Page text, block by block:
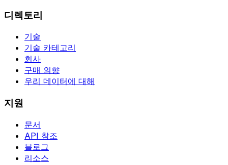
디렉토리
기술
기술 카테고리
회사
구매 의향
우리 데이터에 대해
지원
문서
API 참조
블로그
리소스